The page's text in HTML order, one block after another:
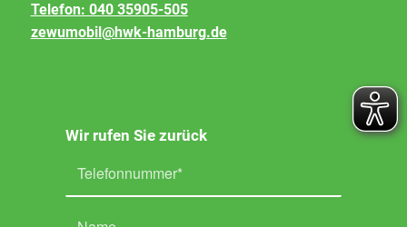
Telefon: 040 35905-505
zewumobil@hwk-hamburg.de
Wir rufen Sie zurück